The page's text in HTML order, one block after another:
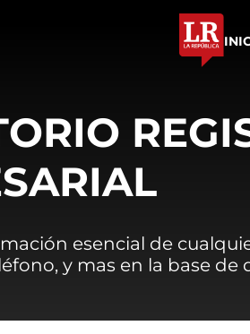
esencial de
y mas en la base